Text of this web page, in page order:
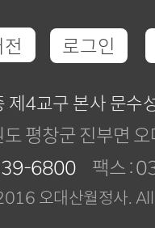
로그인
제4교구 본사 문수
평창군 진부면
6800 팩스 :
오대산월정사.